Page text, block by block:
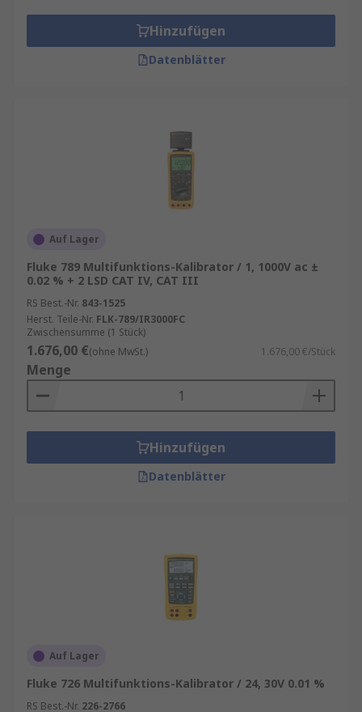
Hinzufügen
Datenblätter
Auf Lager
Fluke 789 Multifunktions-Kalibrator / 1, 1000V ac ±
0.02 % + 2 LSD CAT IV, CAT III
RS Best.-Nr. 843-1525
Herst. Teile-Nr. FLK-789/IR3000FC
Zwischensumme (1 Stück)
1.676,00 €(ohne MwSt.) 1.676,00 €/Stück
Menge
Hinzufügen
Datenblätter
Auf Lager
Fluke 726 Multifunktions-Kalibrator / 24, 30V 0.01 %
RS Best.-Nr. 226-2766